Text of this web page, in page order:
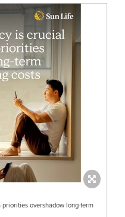
overshadow long-term